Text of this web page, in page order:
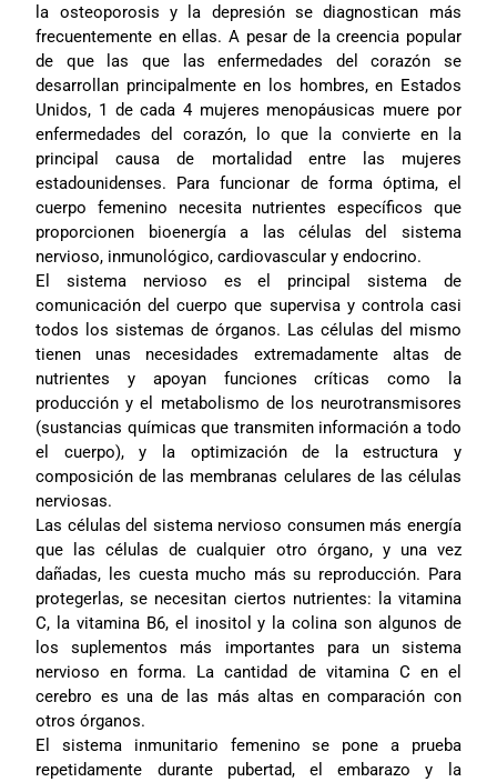
la osteoporosis y la depresión se diagnostican más
frecuentemente en ellas. A pesar de la creencia popular
de que las que las enfermedades del corazón se
desarrollan principalmente en los hombres, en Estados
Unidos, 1 de cada 4 mujeres menopáusicas muere por
enfermedades del corazón, lo que la convierte en la
principal causa de mortalidad entre las mujeres
estadounidenses. Para funcionar de forma óptima, el
cuerpo femenino necesita nutrientes específicos que
proporcionen bioenergía a las células del sistema
nervioso, inmunológico, cardiovascular y endocrino.
El sistema nervioso es el principal sistema de
comunicación del cuerpo que supervisa y controla casi
todos los sistemas de órganos. Las células del mismo
tienen unas necesidades extremadamente altas de
nutrientes y apoyan funciones críticas como la
producción y el metabolismo de los neurotransmisores
(sustancias químicas que transmiten información a todo
el cuerpo), y la optimización de la estructura y
composición de las membranas celulares de las células
nerviosas.
Las células del sistema nervioso consumen más energía
que las células de cualquier otro órgano, y una vez
dañadas, les cuesta mucho más su reproducción. Para
protegerlas, se necesitan ciertos nutrientes: la vitamina
C, la vitamina B6, el inositol y la colina son algunos de
los suplementos más importantes para un sistema
nervioso en forma. La cantidad de vitamina C en el
cerebro es una de las más altas en comparación con
otros órganos.
El sistema inmunitario femenino se pone a prueba
repetidamente durante pubertad, el embarazo y la